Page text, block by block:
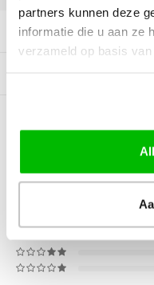
partners kunnen deze
informatie die u aan ze
verzameld op basis
0STERREN OP
BEOORDELINGEN
0Reviews